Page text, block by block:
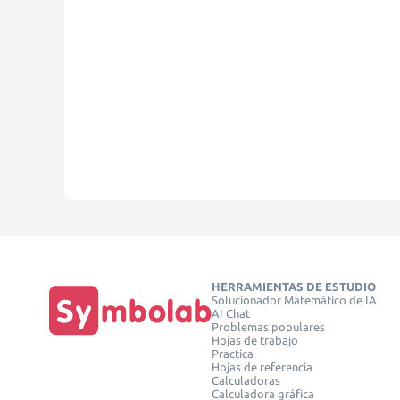
HERRAMIENTAS DE ESTUDIO
Solucionador Matemático de IA
AI Chat
Problemas populares
Hojas de trabajo
Practica
Hojas de referencia
Calculadoras
Calculadora gráfica